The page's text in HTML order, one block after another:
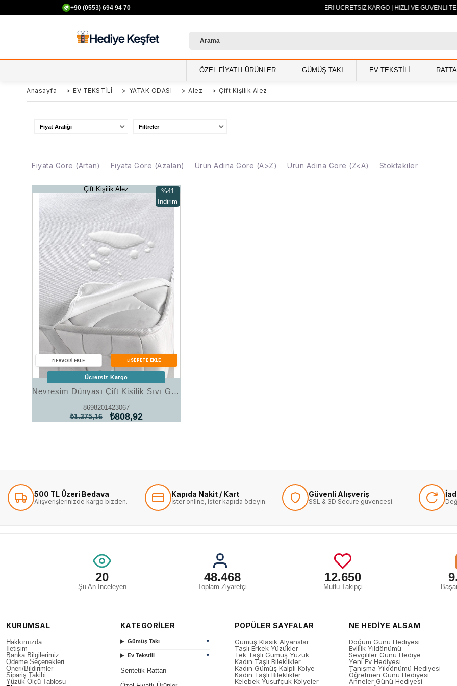
+90 (0553) 694 94 70 500 TL VE ÜZERİ ÜCRETSİZ KARGO | HIZLI VE GÜVENLİ
ÖZEL FİYATLI ÜRÜNLER GÜMÜŞ TAKI EV TEKSTİLİ
Anasayfa > EV TEKSTİLİ > YATAK ODASI > Alez > Çift Kişilik Alez
Fiyat Aralığı Filtreler
Fiyata Göre (Artan) Fiyata Göre (Azalan) Ürün Adına Göre (A>Z) Ürün Adına Göre (Z<A) Stoktakiler
Çift Kişilik Alez
Nevresim Dünyası Çift Kişilik Sıvı Geçirmez Alez 160x200
8698201423067
₺808,92
₺1.375,16
%41
İndirim
Ücretsiz Kargo
500 TL Üzeri Bedava
Alışverişlerinizde kargo bizden.
Kapıda Nakit / Kart
İster online, ister kapıda ödeyin.
Güvenli Alışveriş
SSL & 3D Secure güvencesi.
20
Şu An İnceleyen
48.468
Toplam Ziyaretçi
12.650
Mutlu Takipçi
KURUMSAL
Hakkımızda
İletişim
Banka Bilgilerimiz
Ödeme Seçenekleri
Öneri/Bildirimler
Sipariş Takibi
Yüzük Ölçü Tablosu
KATEGORİLER
Gümüş Takı ▼
Ev Tekstili ▼
Sentetik Rattan
POPÜLER SAYFALAR
Gümüş Klasik Alyanslar
Taşlı Erkek Yüzükler
Tek Taşlı Gümüş Yüzük
Kadın Taşlı Bileklikler
Kadın Gümüş Kalpli Kolye
Kadın Taşlı Bileklikler
Kelebek-Yusufçuk Kolyeler
NE HEDİYE ALSAM
Doğum Günü Hediyesi
Evlilik Yıldönümü
Sevgililer Günü Hediye
Yeni Ev Hediyesi
Tanışma Yıldönümü Hediyesi
Öğretmen Günü Hediyesi
Anneler Günü Hediyesi